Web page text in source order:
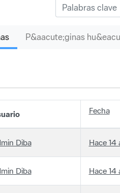
Fecha
Diba Hace 14
Diba Hace 14